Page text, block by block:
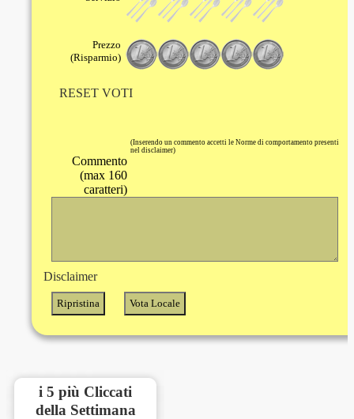
Prezzo
(Risparmio)
RESET VOTI
(Inserendo un commento accetti le Norme di comportamento presenti
nel disclaimer)
Commento
(max 160
caratteri)
Disclaimer
i 5 più Cliccati
della Settimana